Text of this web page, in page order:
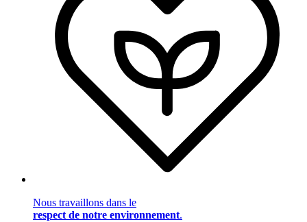
Nous travaillons dans le
respect de notre environnement.